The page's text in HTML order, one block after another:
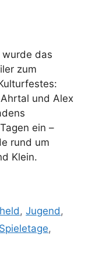
wurde das
zum
und Alex
ein –
rund um
Klein.
,Jugend,
Spieletage,